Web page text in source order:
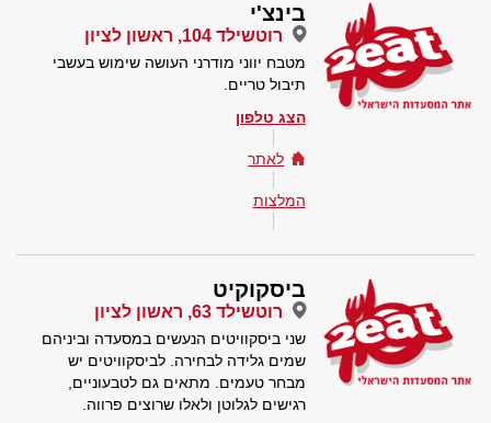
בינצ'י
רוטשילד 104, ראשון לציון
מטבח יווני מודרני העושה שימוש בעשבי
תיבול טריים.
הצג טלפון
לאתר
המלצות
ביסקוקיט
רוטשילד 63, ראשון לציון
שני ביסקוויטים הנעשים במסעדה וביניהם
שמים גלידה לבחירה. לביסקוויטים יש
מבחר טעמים. מתאים גם לטבעוניים,
רגישים לגלוטן ולאלו שרוצים פרווה.